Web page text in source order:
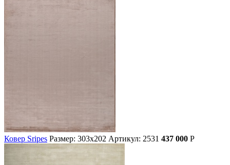
Ковер Sripes Размер: 303х202 Артикул: 2531 437 000 Р